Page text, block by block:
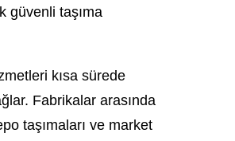
güvenli taşıma
kısa sürede
Fabrikalar arasında
taşımaları ve market